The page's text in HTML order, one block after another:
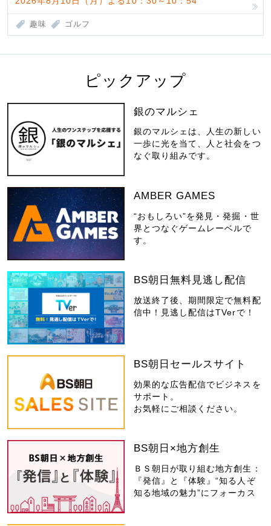
趣味 ゴルフ
ピックアップ
銀のマルシェ
銀のマルシェは、人生の新しい
一歩に光を当て、人と社会をつ
なぐ取り組みです。
AMBER GAMES
“おもしろい”を発見・発掘・世
界とつなぐゲームレーベルで
す。
BS朝日無料見逃し配信
放送終了後、期間限定で無料配
信中！見逃し配信はTVerで！
BS朝日セールスサイト
効果的な広告配信でビジネスを
サポート。
お気軽にご相談ください。
BS朝日×地方創生
ＢＳ朝日が取り組む地方創生：
『発信』と『体験』“知る人ぞ
知る地域の魅力”にフォーカス